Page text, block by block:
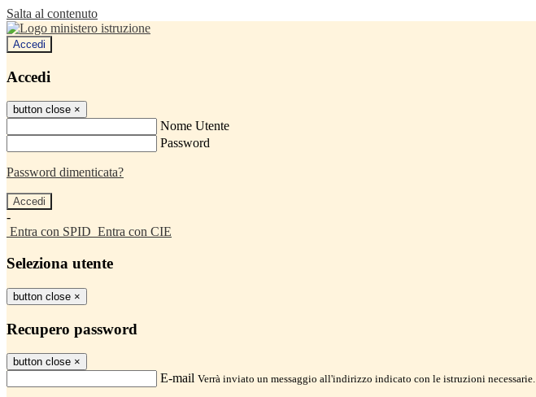
Salta al contenuto
Accedi
Accedi
button close ×
Nome Utente
Password
Password dimenticata?
-
Entra con SPID Entra con CIE
Seleziona utente
button close ×
Recupero password
button close ×
E-mail Verrà inviato un messaggio all'indirizzo indicato con le istruzioni necessarie.